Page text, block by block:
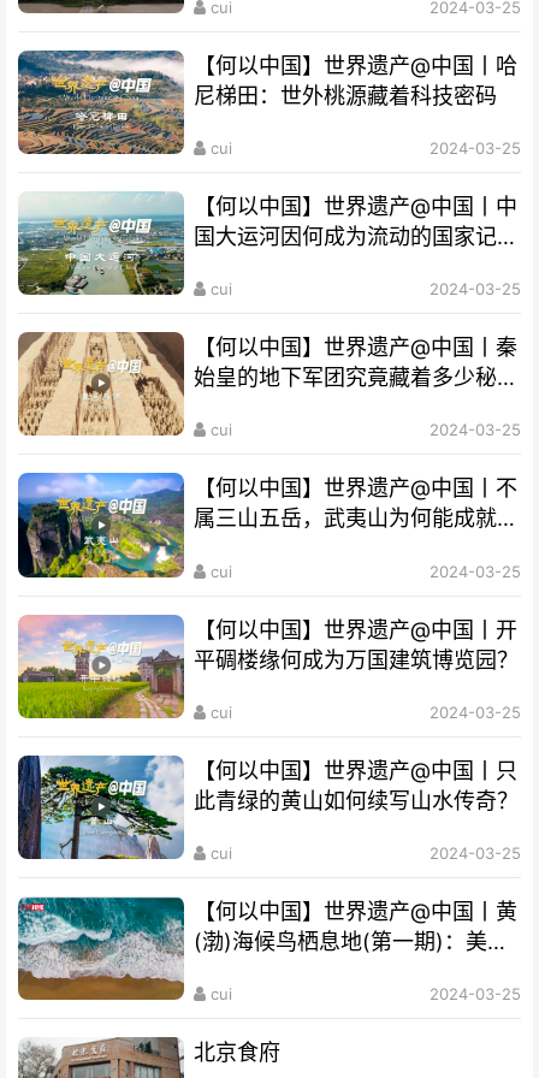
cui 2024-03-25
【何以中国】世界遗产@中国丨哈
尼梯田：世外桃源藏着科技密码
cui 2024-03-25
【何以中国】世界遗产@中国丨中
国大运河因何成为流动的国家记
cui 2024-03-25
【何以中国】世界遗产@中国丨秦
始皇的地下军团究竟藏着多少秘
cui 2024-03-25
【何以中国】世界遗产@中国丨不
属三山五岳，武夷山为何能成就
cui 2024-03-25
【何以中国】世界遗产@中国丨开
平碉楼缘何成为万国建筑博览园？
cui 2024-03-25
【何以中国】世界遗产@中国丨只
此青绿的黄山如何续写山水传奇？
cui 2024-03-25
【何以中国】世界遗产@中国丨黄
(渤)海候鸟栖息地(第一期)：美丽
cui 2024-03-25
北京食府